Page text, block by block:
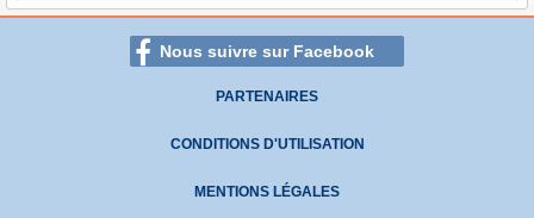
Nous suivre sur Facebook
PARTENAIRES
CONDITIONS D'UTILISATION
MENTIONS LÉGALES